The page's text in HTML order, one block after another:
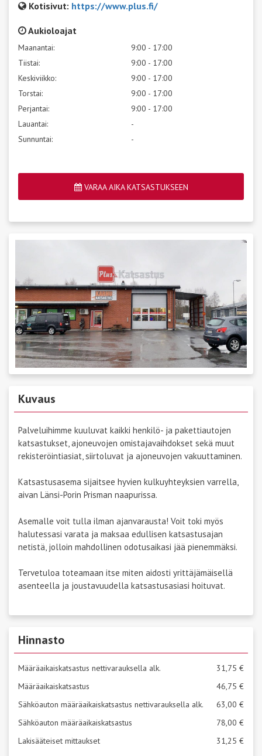
Kotisivut: https://www.plus.fi/
Aukioloajat
Maanantai:
9:00 - 17:00
Tiistai:
9:00 - 17:00
Keskiviikko:
9:00 - 17:00
Torstai:
9:00 - 17:00
Perjantai:
9:00 - 17:00
Lauantai:
-
Sunnuntai:
-
VARAA AIKA KATSASTUKSEEN
Kuvaus
Palveluihimme kuuluvat kaikki henkilö- ja pakettiautojen
katsastukset, ajoneuvojen omistajavaihdokset sekä muut
rekisteröintiasiat, siirtoluvat ja ajoneuvojen vakuuttaminen.
Katsastusasema sijaitsee hyvien kulkuyhteyksien varrella,
aivan Länsi-Porin Prisman naapurissa.
Asemalle voit tulla ilman ajanvarausta! Voit toki myös
halutessasi varata ja maksaa edullisen katsastusajan
netistä, jolloin mahdollinen odotusaikasi jää pienemmäksi.
Tervetuloa toteamaan itse miten aidosti yrittäjämäisellä
asenteella ja joustavuudella katsastusasiasi hoituvat.
Hinnasto
Määräaikaiskatsastus nettivarauksella alk.
31,75 €
Määräaikaiskatsastus
46,75 €
Sähköauton määräaikaiskatsastus nettivarauksella alk.
63,00 €
Sähköauton määräaikaiskatsastus
78,00 €
Lakisääteiset mittaukset
31,25 €